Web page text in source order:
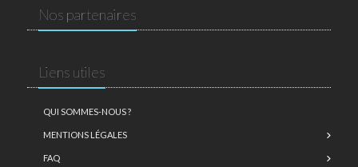
Nos partenaires
Liens utiles
QUI SOMMES-NOUS ?
MENTIONS LÉGALES
FAQ